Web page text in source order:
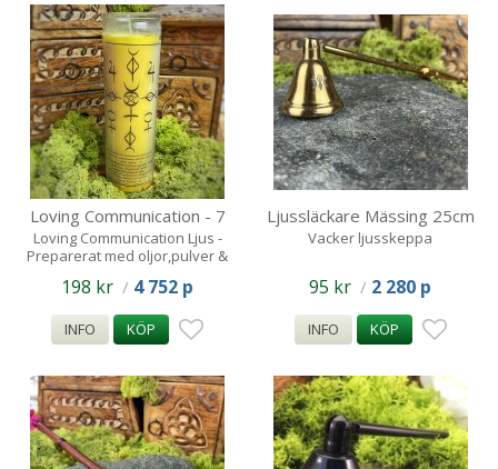
Loving Communication - 7
Day Spell Candle-140tim
Loving Communication Ljus -
Preparerat med oljor,pulver &
198 kr / 4 752 p
INFO KÖP
Ljussläckare Mässing 25cm
/ goddess
Vacker ljusskeppa
95 kr / 2 280 p
INFO KÖP